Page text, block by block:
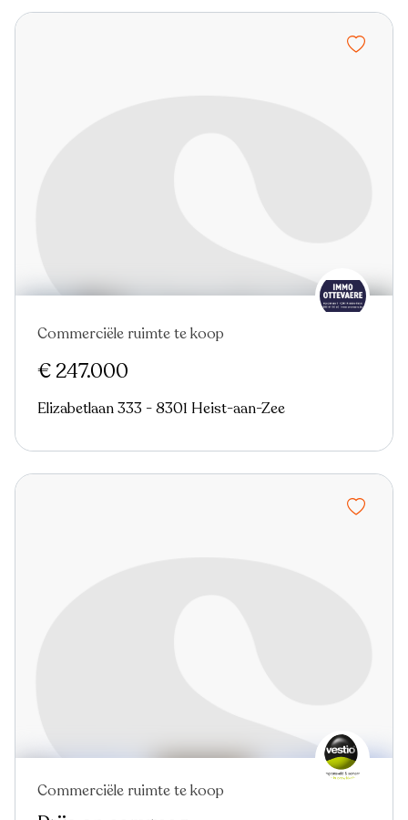
Commerciële ruimte te koop
€ 247.000
Elizabetlaan 333 - 8301 Heist-aan-Zee
Commerciële ruimte te koop